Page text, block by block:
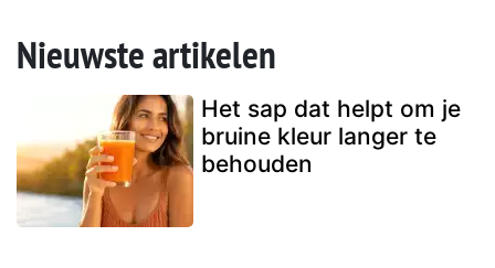
Nieuwste artikelen
Het sap dat helpt om je
bruine kleur langer te
behouden